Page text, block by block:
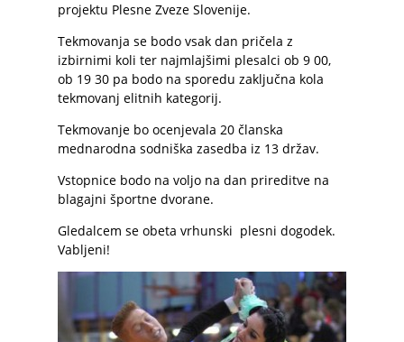
projektu Plesne Zveze Slovenije.
Tekmovanja se bodo vsak dan pričela z
izbirnimi koli ter najmlajšimi plesalci ob 9 00,
ob 19 30 pa bodo na sporedu zaključna kola
tekmovanj elitnih kategorij.
Tekmovanje bo ocenjevala 20 članska
mednarodna sodniška zasedba iz 13 držav.
Vstopnice bodo na voljo na dan prireditve na
blagajni športne dvorane.
Gledalcem se obeta vrhunski plesni dogodek.
Vabljeni!